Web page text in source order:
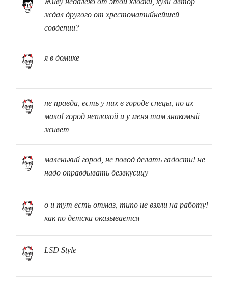
ждал другого от хрестоматийнейшей
совдепии?
я в домике
не правда, есть у них в городе спецы, но их
мало! город неплохой и у меня там знакомый
живет
маленький город, не повод делать гадости! не
надо оправдывать безвкусицу
о и тут есть отмаз, типо не взяли на работу!
как по детски оказывается
LSD Style